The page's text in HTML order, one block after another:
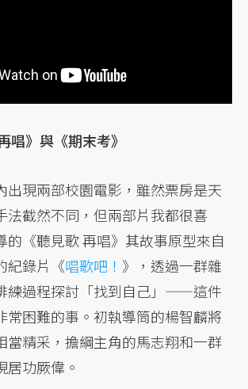
唱》與《期末考》
出現兩部校園電影，雖然票房是天
法截然不同，但兩部片我都很喜
的《聽見歌 再唱》其故事原型來自
紀錄片《唱歌吧！ 》，透過一群雜
練過程探討「找到自己」——這件
常困難的事。初執導筒的楊智麟將
當精采，擔綱主角的馬志翔和一群
居功厥偉。